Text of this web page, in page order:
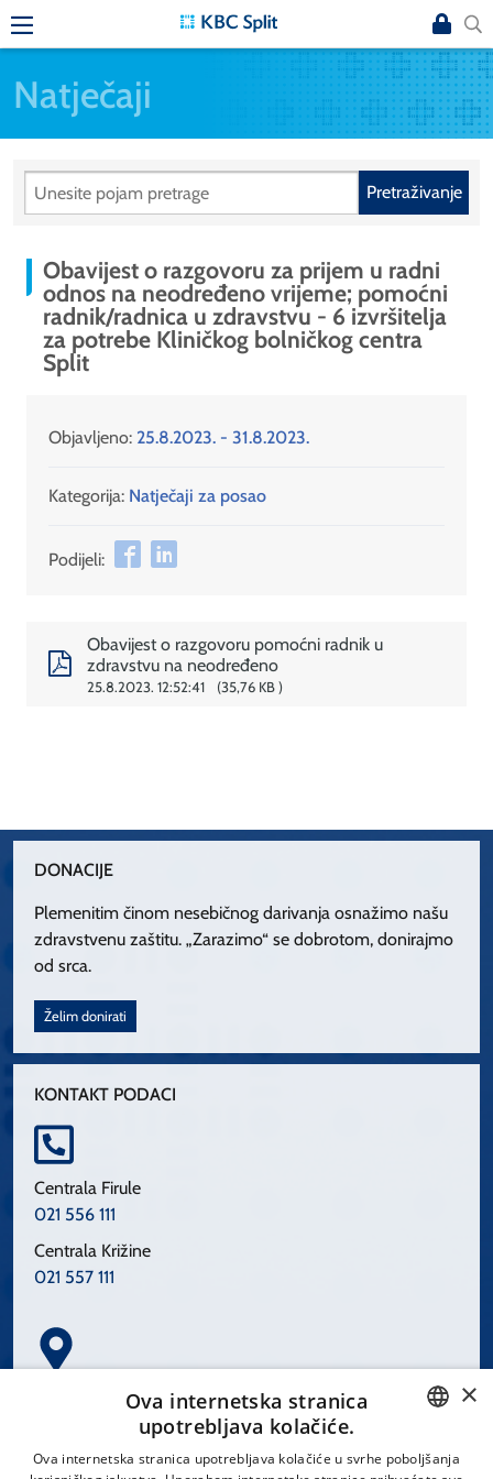
Natječaji
Pretraživanje
Obavijest o razgovoru za prijem u radni
odnos na neodređeno vrijeme; pomoćni
radnik/radnica u zdravstvu - 6 izvršitelja
za potrebe Kliničkog bolničkog centra
Split
Objavljeno: 25.8.2023. - 31.8.2023.
Kategorija: Natječaji za posao
Podijeli:
Obavijest o razgovoru pomoćni radnik u
zdravstvu na neodređeno
25.8.2023. 12:52:41 35,76 KB
DONACIJE
Plemenitim činom nesebičnog darivanja osnažimo našu
zdravstvenu zaštitu. „Zarazimo“ se dobrotom, donirajmo
od srca.
Želim donirati
KONTAKT PODACI
Centrala Firule
021 556 111
Centrala Križine
021 557 111
Spinčićeva 1, 21000 Split
CROATIAN
×
Ova internetska stranica
upotrebljava kolačiće.
Ova internetska stranica upotrebljava kolačiće u svrhe poboljšanja